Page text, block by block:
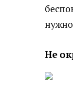
Не